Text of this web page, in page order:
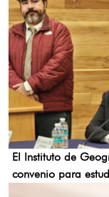
El Instituto de
convenio para